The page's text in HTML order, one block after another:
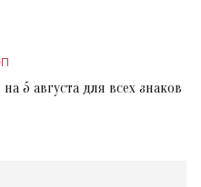
5 августа для всех знаков